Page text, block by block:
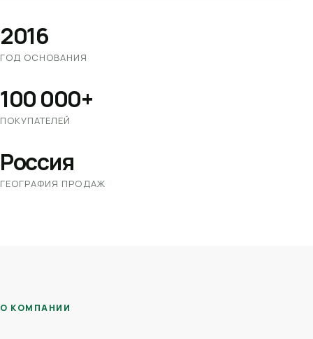
2016
ГОД ОСНОВАНИЯ
100 000+
ПОКУПАТЕЛЕЙ
Россия
ГЕОГРАФИЯ ПРОДАЖ
О КОМПАНИИ